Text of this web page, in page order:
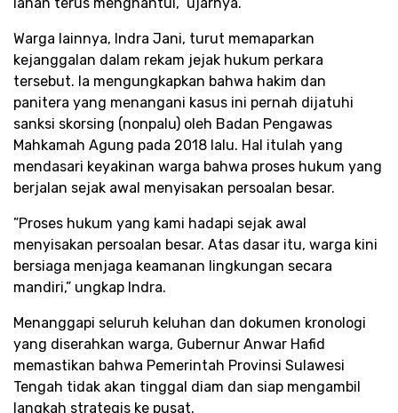
Warga lainnya, Indra Jani, turut memaparkan
kejanggalan dalam rekam jejak hukum perkara
tersebut. Ia mengungkapkan bahwa hakim dan
panitera yang menangani kasus ini pernah dijatuhi
sanksi skorsing (nonpalu) oleh Badan Pengawas
Mahkamah Agung pada 2018 lalu. Hal itulah yang
mendasari keyakinan warga bahwa proses hukum yang
berjalan sejak awal menyisakan persoalan besar.​
​”Proses hukum yang kami hadapi sejak awal
menyisakan persoalan besar. Atas dasar itu, warga kini
bersiaga menjaga keamanan lingkungan secara
mandiri,” ungkap Indra.​
​Menanggapi seluruh keluhan dan dokumen kronologi
yang diserahkan warga, Gubernur Anwar Hafid
memastikan bahwa Pemerintah Provinsi Sulawesi
Tengah tidak akan tinggal diam dan siap mengambil
langkah strategis ke pusat.​